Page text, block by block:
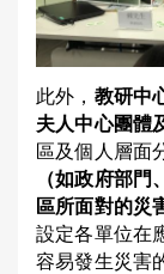
此外， 教研中
夫人中心團體
區及個人層面
（如政府部
區所面對的災
設定各單位在
容易發生災害